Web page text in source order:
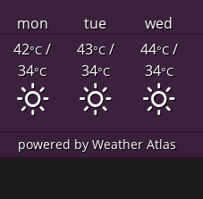
mon tue wed
42°C/
34°C
43°C/
34°C
44°C/
34°C
powered byWeather Atlas